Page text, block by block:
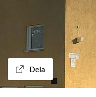
Dela